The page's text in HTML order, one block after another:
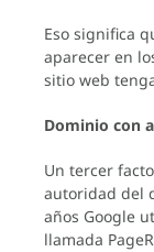
Eso significa
aparecer en
sitio web
Dominio con
Un tercer
autoridad del
años Google
llamada